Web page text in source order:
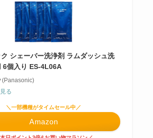
シェーバー洗浄剤 ラムダッシュ洗
6個入り ES-4L06A
(Panasonic)
る
＼一部機種がタイムセール中／
Amazon